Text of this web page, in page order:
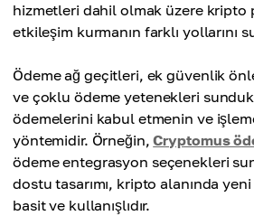
hizmetleri dahil olmak üzere kripto
etkileşim kurmanın farklı yollarını
Ödeme ağ geçitleri, ek güvenlik
ve çoklu ödeme yetenekleri
ödemelerini kabul etmenin ve
yöntemidir. Örneğin,Cryptomus
ödeme entegrasyon seçenekleri
dostu tasarımı, kripto alanında
basit ve kullanışlıdır.